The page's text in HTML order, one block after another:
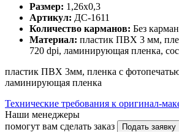
Размер: 1,26х0,3
Артикул: ДС-1611
Количество карманов: Без
Материал: пластик ПВХ 3 мм,
720 dpi, ламинирующая пленка,
пластик ПВХ 3мм, пленка с
ламинирующая пленка
Технические требования к оригинал-
Наши менеджеры
помогут вам сделать заказ
Подать заявку